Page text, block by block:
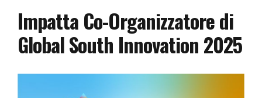
Impatta Co-Organizzatore di
Global South Innovation 2025